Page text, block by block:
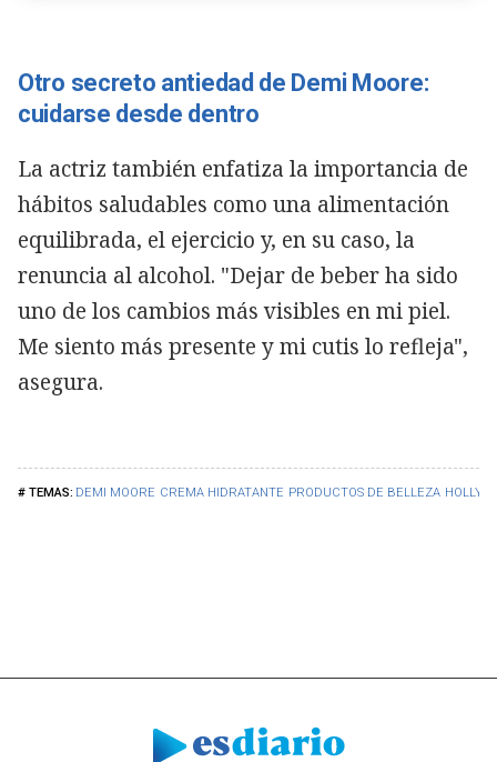
DEMI MOORE CREMA HIDRATANTE PRODUCTOS DE BELLEZA
Otro secreto antiedad de Demi Moore:
cuidarse desde dentro
La actriz también enfatiza la importancia de
hábitos saludables como una alimentación
equilibrada, el ejercicio y, en su caso, la
renuncia al alcohol. "Dejar de beber ha sido
uno de los cambios más visibles en mi piel.
Me siento más presente y mi cutis lo refleja",
asegura.